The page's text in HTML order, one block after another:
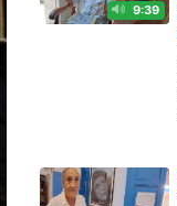
9:39